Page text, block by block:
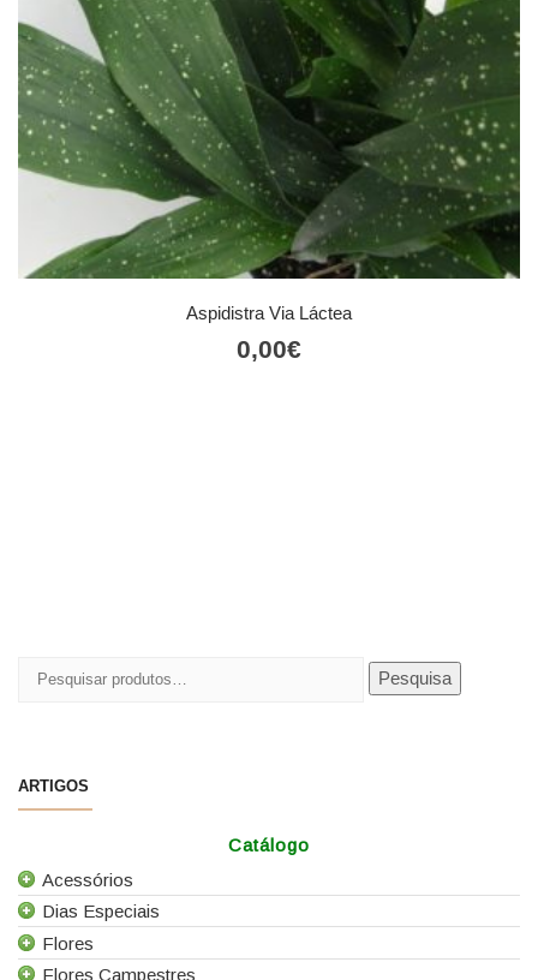
Aspidistra Via Láctea
0,00€
Pesquisar
Pesquisa
ARTIGOS
Catálogo
Acessórios
Todos os Acessórios
Alfinetes
Arames
Dias Especiais
25 de Abril
Casamentos
Flores
Todas as Flores
Flores Campestres